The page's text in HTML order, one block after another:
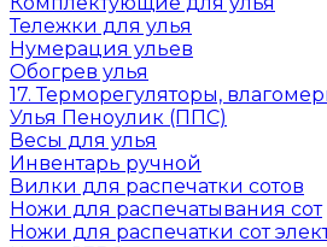
Тележки для улья
Нумерация ульев
Обогрев улья
17. Терморегуляторы,
Улья Пеноулик (ППС)
Весы для улья
Инвентарь ручной
Вилки для распечатки сотов
Ножи для распечатывания сот
Ножи для распечатки сот